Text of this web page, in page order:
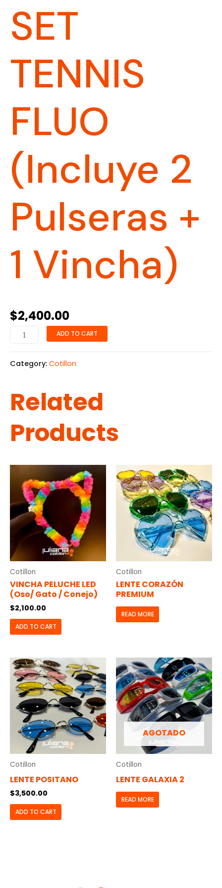
SET
TENNIS
FLUO
(incluye 2
Pulseras +
1 Vincha)
$2,400.00
ADD TO CART
Category: Cotillon
Related
Products
Cotillon
VINCHA PELUCHE LED
(oso/ Gato / Conejo)
$2,100.00
ADD TO CART
Cotillon
LENTE CORAZÓN
PREMIUM
READ MORE
Cotillon
LENTE POSITANO
$3,500.00
ADD TO CART
AGOTADO
Cotillon
LENTE GALAXIA 2
READ MORE